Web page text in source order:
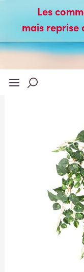
Les
mais reprise